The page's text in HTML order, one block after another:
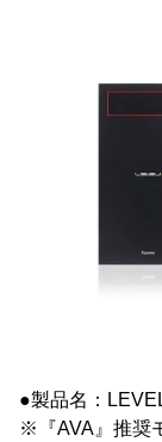
●製品名：
※『AVA』推奨